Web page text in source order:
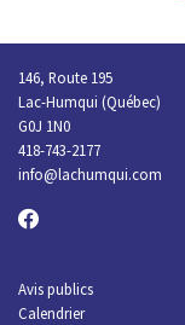
146, Route 195
Lac-Humqui (Québec)
G0J 1N0
418-743-2177
info@lachumqui.com
Avis publics
Calendrier